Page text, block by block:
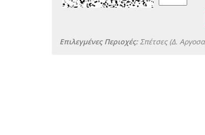
Επιλεγμένες Περιοχές: Σπέτσες (Δ.